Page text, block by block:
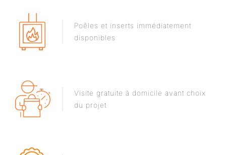
Visite gratuite à domicile avant choix
du projet
Poêles et inserts immédiatement
disponibles